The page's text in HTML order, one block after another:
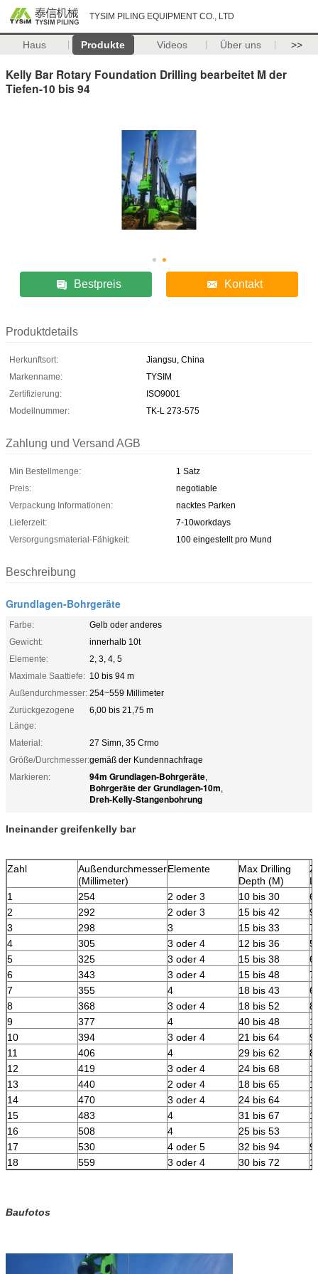
TYSIM PILING EQUIPMENT CO., LTD
Haus Produkte Videos Über uns >>
Kelly Bar Rotary Foundation Drilling bearbeitet M der
Tiefen-10 bis 94
Bestpreis Kontakt
Produktdetails
Herkunftsort:
Jiangsu, China
Markenname:
TYSIM
Zertifizierung:
ISO9001
Modellnummer:
TK-L 273-575
Zahlung und Versand AGB
Min Bestellmenge:
1 Satz
Preis:
negotiable
Verpackung Informationen:
nacktes Parken
Lieferzeit:
7-10workdays
Versorgungsmaterial-Fähigkeit:
100 eingestellt pro Mund
Beschreibung
Grundlagen-Bohrgeräte
Farbe:
Gelb oder anderes
Gewicht:
innerhalb 10t
Elemente:
2, 3, 4, 5
Maximale Saattiefe: 10 bis 94 m
Außendurchmesser: 254~559 Millimeter
Zurückgezogene
Länge:
6,00 bis 21,75 m
Material:
27 Simn, 35 Crmo
Größe/Durchmesser:gemäß der Kundennachfrage
Markieren:
94m Grundlagen-Bohrgeräte,
Bohrgeräte der Grundlagen-10m,
Dreh-Kelly-Stangenbohrung
Ineinander greifenkelly bar
Zahl
Außendurchmesser
(Millimeter)
Elemente
Max Drilling
Depth (M)
1
254 2 oder 3 10 bis 30
2
292 2 oder 3 15 bis 42
3
298 3 15 bis 33
4
305 3 oder 4 12 bis 36
5
325 3 oder 4 15 bis 38
6
343 3 oder 4 15 bis 48
7
355 4 18 bis 43
8
368 3 oder 4 18 bis 52
9
377 4 40 bis 48
10
394 3 oder 4 21 bis 64
11
406 4 29 bis 62
12
419 3 oder 4 24 bis 68
13
440 2 oder 4 18 bis 65
14
470 3 oder 4 24 bis 64
15
483 4 31 bis 67
16
508 4 25 bis 53
17
530 4 oder 5 32 bis 94
18
559 3 oder 4 30 bis 72
Baufotos